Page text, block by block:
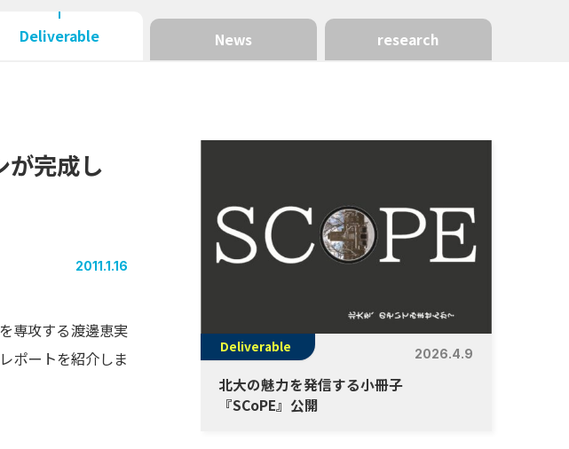
Deliverable News research
が完成し
2011.1.16
専攻する渡邊恵実
ポートを紹介しま
Deliverable 2026.4.9
北大の魅力を発信する小冊子
『SCoPE』公開